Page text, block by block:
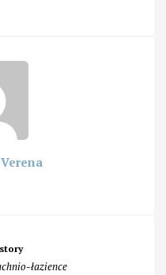
Verena
łazience